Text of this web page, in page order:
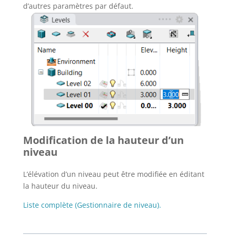
d’autres paramètres par défaut.
Modification de la hauteur d’un
niveau
L’élévation d’un niveau peut être modifiée en éditant
la hauteur du niveau.
Liste complète (Gestionnaire de niveau).